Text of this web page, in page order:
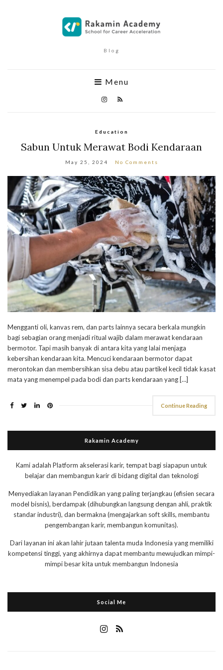
Blog
Menu
Education
Sabun Untuk Merawat Bodi Kendaraan
May 25, 2024 No Comments
Mengganti oli, kanvas rem, dan parts lainnya secara berkala mungkin
bagi sebagian orang menjadi ritual wajib dalam merawat kendaraan
bermotor. Tapi masih banyak di antara kita yang lalai menjaga
kebersihan kendaraan kita. Mencuci kendaraan bermotor dapat
merontokan dan membersihkan sisa debu atau partikel kecil tidak kasat
mata yang menempel pada bodi dan parts kendaraan yang […]
Continue Reading
Rakamin Academy
Kami adalah Platform akselerasi karir, tempat bagi siapapun untuk
belajar dan membangun karir di bidang digital dan teknologi
Menyediakan layanan Pendidikan yang paling terjangkau (efisien secara
model bisnis), berdampak (dihubungkan langsung dengan ahli, praktik
standar industri), dan bermakna (mengajarkan soft skills, membantu
pengembangan karir, membangun komunitas).
Dari layanan ini akan lahir jutaan talenta muda Indonesia yang memiliki
kompetensi tinggi, yang akhirnya dapat membantu mewujudkan mimpi-
mimpi besar kita untuk membangun Indonesia
Social Me